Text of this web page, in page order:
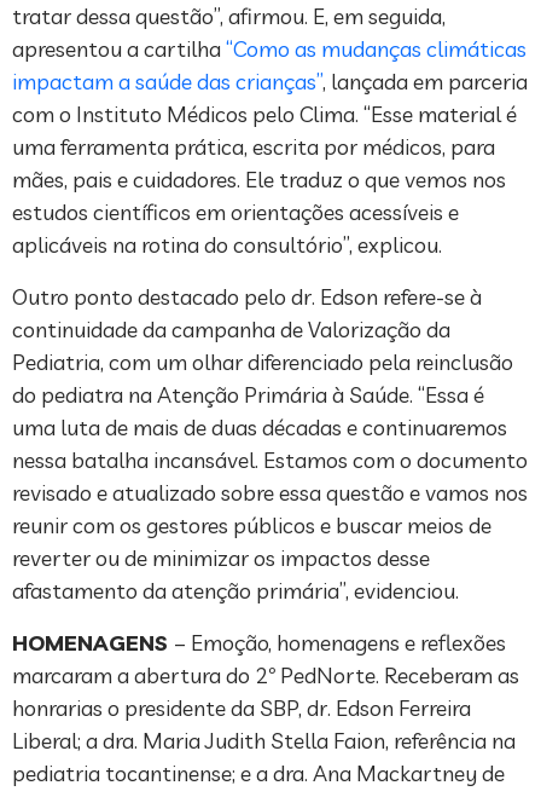
tratar dessa questão”, afirmou. E, em seguida,
apresentou a cartilha “Como as mudanças climáticas
impactam a saúde das crianças”, lançada em parceria
com o Instituto Médicos pelo Clima. “Esse material é
uma ferramenta prática, escrita por médicos, para
mães, pais e cuidadores. Ele traduz o que vemos nos
estudos científicos em orientações acessíveis e
aplicáveis na rotina do consultório”, explicou.
Outro ponto destacado pelo dr. Edson refere-se à
continuidade da campanha de Valorização da
Pediatria, com um olhar diferenciado pela reinclusão
do pediatra na Atenção Primária à Saúde. “Essa é
uma luta de mais de duas décadas e continuaremos
nessa batalha incansável. Estamos com o documento
revisado e atualizado sobre essa questão e vamos nos
reunir com os gestores públicos e buscar meios de
reverter ou de minimizar os impactos desse
afastamento da atenção primária”, evidenciou.
HOMENAGENS – Emoção, homenagens e reflexões
marcaram a abertura do 2º PedNorte. Receberam as
honrarias o presidente da SBP, dr. Edson Ferreira
Liberal; a dra. Maria Judith Stella Faion, referência na
pediatria tocantinense; e a dra. Ana Mackartney de